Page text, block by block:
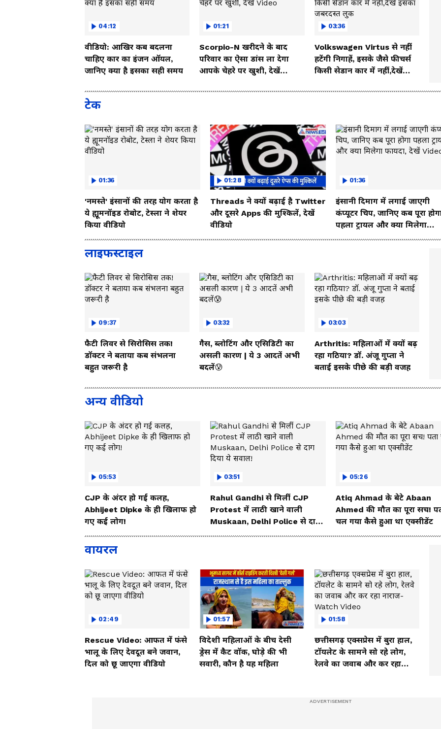
04:12
वीडियो: आखिर कब बदलना
चाहिए कार का इंजन ऑयल,
जानिए क्या है इसका सही समय
01:21
Scorpio-N खरीदने के बाद
परिवार का ऐसा डांस ला देगा
आपके चेहरे पर खुशी, देखें
03:36
Volkswagen Virtus से नहीं
हटेंगी निगाहें, इसके जैसे फीचर्स
किसी सेडान कार में नहीं,देखें
टेक
01:36
'नमस्ते' इंसानों की तरह योग करता है
ये ह्यूमनॉइड रोबोट, टेस्ला ने शेयर
किया वीडियो
01:28
Threads ने क्यों बढ़ाई है Twitter
और दूसरे Apps की मुश्किलें, देखें
वीडियो
01:36
इंसानी दिमाग में लगाई जाएगी
कंप्यूटर चिप, जानिए कब पूरा
पहला ट्रायल और क्या मिलेगा
फायदा, देखें Video
लाइफस्टाइल
09:37
फैटी लिवर से सिरोसिस तक!
डॉक्टर ने बताया कब संभलना
बहुत जरूरी है
03:32
गैस, ब्लोटिंग और एसिडिटी का
असली कारण | ये 3 आदतें अभी
बदलें😰
03:03
Arthritis: महिलाओं में क्यों बढ़
रहा गठिया? डॉ. अंजू गुप्ता ने
बताई इसके पीछे की बड़ी वजह
अन्य वीडियो
05:53
CJP के अंदर हो गई कलह,
Abhijeet Dipke के ही खिलाफ हो
गए कई लोग!
03:51
Rahul Gandhi से मिलीं CJP
Protest में लाठी खाने वाली
Muskaan, Delhi Police से दाग
दिया ये सवाल!
05:26
Atiq Ahmad के बेटे Abaan
Ahmed की मौत का पूरा सच!
चल गया कैसे हुआ था एक्सीडेंट
वायरल
02:49
Rescue Video: आफत में फंसे
भालू के लिए देवदूत बने जवान,
दिल को छू जाएगा वीडियो
01:57
विदेशी महिलाओं के बीच देसी
ड्रेस में कैट वॉक, घोड़े की भी
सवारी, कौन है यह महिला
01:58
छत्तीसगढ़ एक्सप्रेस में बुरा हाल,
टॉयलेट के सामने सो रहे लोग,
रेलवे का जवाब और कर रहा